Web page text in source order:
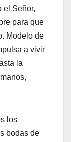
el Señor,
para que
Modelo de
a vivir
la
los
bodas de